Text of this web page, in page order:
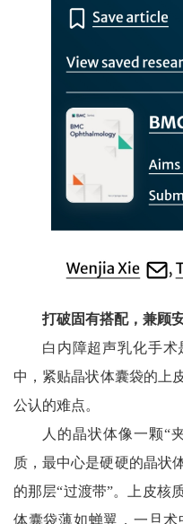
打破固有搭配，兼顾
白内障超声乳化手
中，紧贴晶状体囊袋的上
公认的难点。
人的晶状体像一颗“
质，最中心是硬硬的晶状
的那层“过渡带”。上皮核
体囊袋薄如蝉翼，一旦